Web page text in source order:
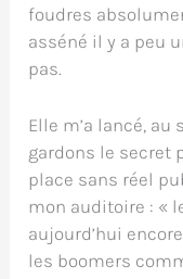
foudres
asséné il y a peu
pas.
Elle m’a lancé,
gardons le secret
place sans réel
mon auditoire : «
aujourd’hui
les boomers